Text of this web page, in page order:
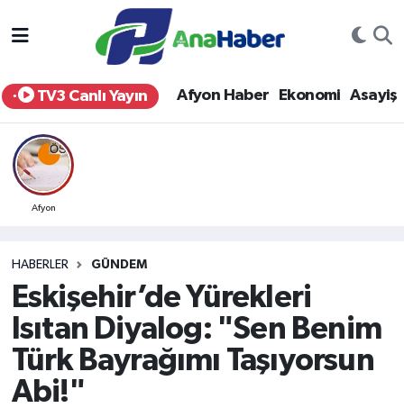
TV3 Canlı Yayın Afyon Haber Ekonomi Asayiş
Afyon
HABERLER GÜNDEM
Eskişehir’de Yürekleri
Isıtan Diyalog: "Sen Benim
Türk Bayrağımı Taşıyorsun
Abi!"
Yurt Haber
Afyon Haber
Ekonomi
Siyaset
Eğitim
Sağlık
Teknoloji
Afyonkarahisar Nöbetçi Eczaneler
Afyonkarahisar Hava Durumu
Afyonkarahisar Namaz Vakitleri
Afyonkarahisar Trafik Yoğunluk Haritası
Tüm Manşetler
Son Dakika Haberleri
Haber Arşivi